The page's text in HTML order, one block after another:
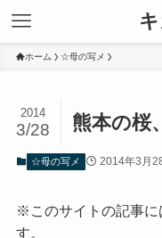
ホーム ☆母の写メ
熊本の桜
2014
3/28
☆母の写メ 2014年3月
※このサイトの記事に
す。